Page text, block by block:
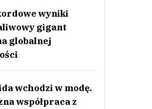
wyniki
gigant
globalnej
wchodzi w modę.
współpraca z